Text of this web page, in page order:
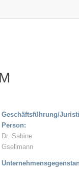
Geschäftsführung/
Person:
Dr. Sabine
Gsellmann